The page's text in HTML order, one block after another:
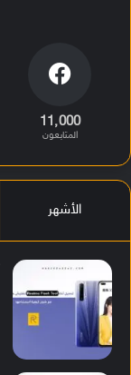
11٬000
المتابعون
الأشهر